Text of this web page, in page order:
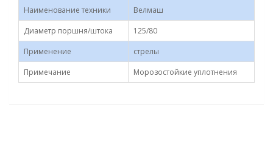
Наименование техники
Велмаш
Диаметр поршня/штока
125/80
Применение
стрелы
Примечание
Морозостойкие уплотнения